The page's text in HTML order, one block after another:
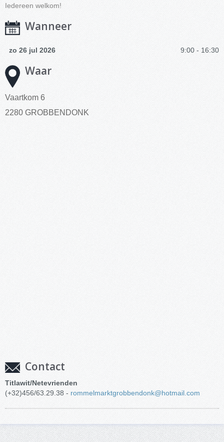
Iedereen welkom!
Wanneer
zo 26 jul 2026 9:00 - 16:30
Waar
Vaartkom 6
2280 GROBBENDONK
Contact
Titlawit/Netevrienden
(+32)456/63.29.38 - rommelmarktgrobbendonk@hotmail.com